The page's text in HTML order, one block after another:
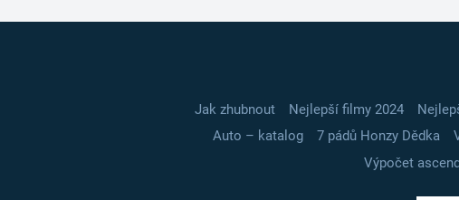
Jak zhubnout Nejlepší filmy 2024
Auto – katalog
7 pádů Honzy Dědka
Výpočet